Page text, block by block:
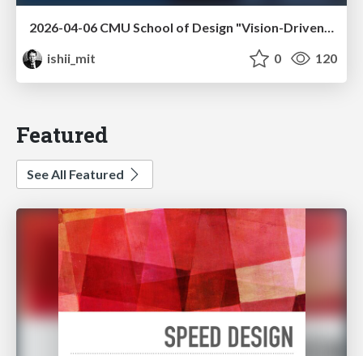
2026-04-06 CMU School of Design "Vision-Driven Design"
ishii_mit
0 120
Featured
See All Featured